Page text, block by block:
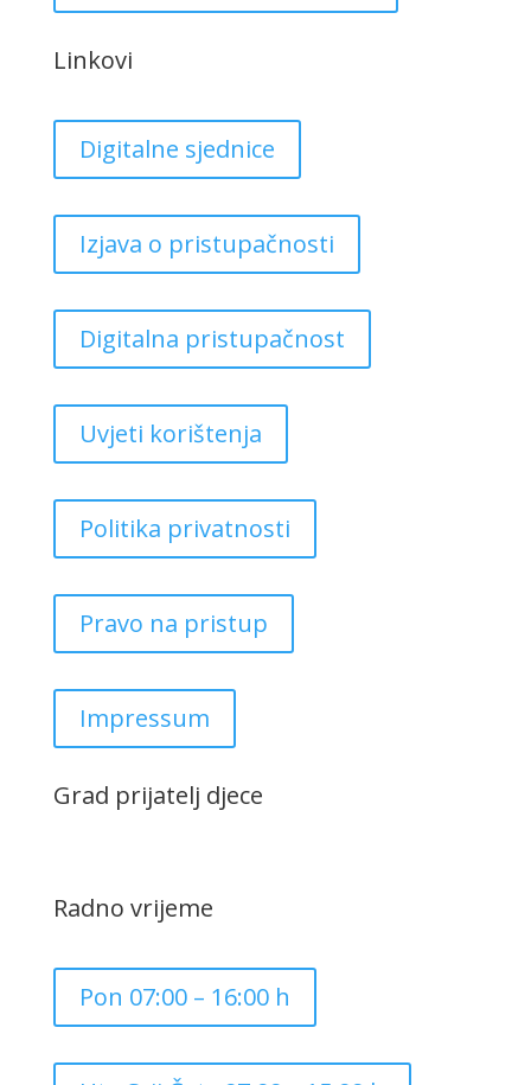
Linkovi
Digitalne sjednice
Izjava o pristupačnosti
Digitalna pristupačnost
Uvjeti korištenja
Politika privatnosti
Pravo na pristup
Impressum
Grad prijatelj djece
Radno vrijeme
Pon 07:00 – 16:00 h